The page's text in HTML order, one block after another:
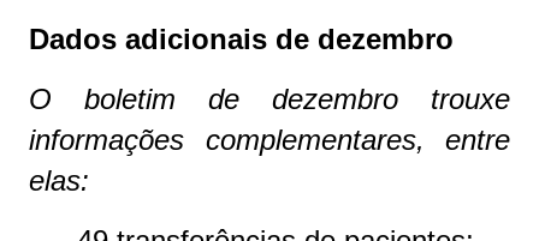
Dados adicionais de dezembro
O boletim de dezembro trouxe
informações complementares, entre
elas: